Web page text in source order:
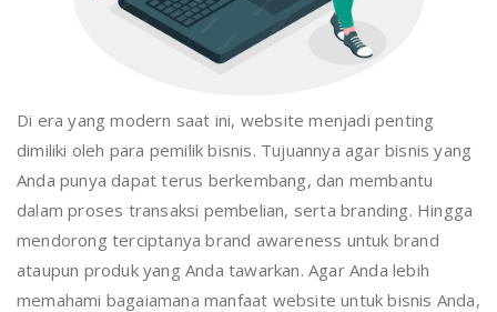
Di era yang modern saat ini, website menjadi penting
dimiliki oleh para pemilik bisnis. Tujuannya agar bisnis yang
Anda punya dapat terus berkembang, dan membantu
dalam proses transaksi pembelian, serta branding. Hingga
mendorong terciptanya brand awareness untuk brand
ataupun produk yang Anda tawarkan. Agar Anda lebih
memahami bagaiamana manfaat website untuk bisnis Anda,